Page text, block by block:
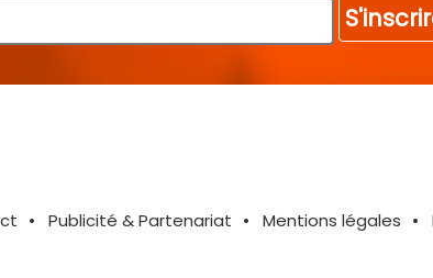
Publicité & Partenariat Mentions légales